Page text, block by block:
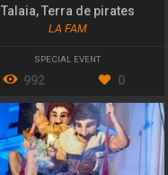
Talaia, Terra de pirates
LA FAM
SPECIAL EVENT
992 0